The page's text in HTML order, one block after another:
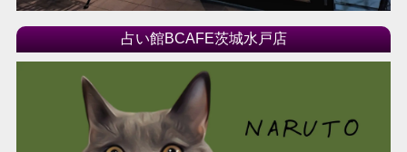
占い館BCAFE茨城水戸店